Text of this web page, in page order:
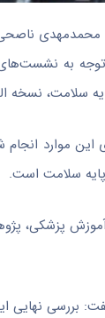
محمدمهدی
توجه به
سلامت،
سلامت است.
۶ بند مربوط به
بررسی نهایی